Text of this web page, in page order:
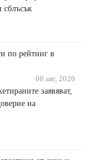
сблъсък
по рейтинг в
08 авг, 2026
заявяват,
на